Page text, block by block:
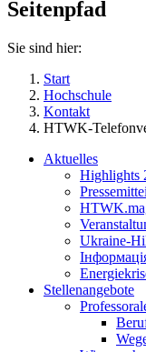
Seitenpfad
Sie sind hier:
Start
Hochschule
Kontakt
HTWK-
Aktuelles
Highlights
Ukraine-
Stellenangebote